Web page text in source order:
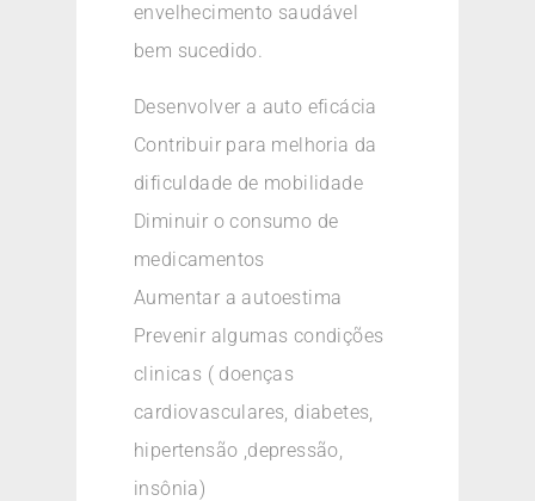
envelhecimento saudável
bem sucedido.
Desenvolver a auto eficácia
Contribuir para melhoria da
dificuldade de mobilidade
Diminuir o consumo de
medicamentos
Aumentar a autoestima
Prevenir algumas condições
clinicas ( doenças
cardiovasculares, diabetes,
hipertensão ,depressão,
insônia)